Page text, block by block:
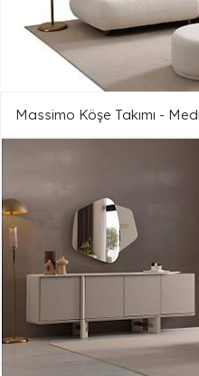
Massimo Köşe Takımı -